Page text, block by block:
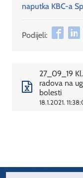
naputka KBC-a
Podijeli:
27_09_19
radova na
bolesti
18.1.2021.